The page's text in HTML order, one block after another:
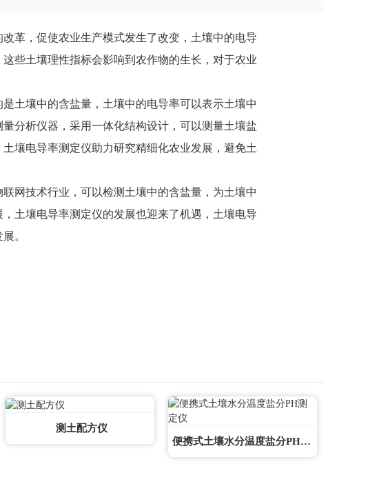
革，促使农业生产模式发生了改变，土壤中的电导
，这些土壤理性指标会影响到农作物的生长，对于农业
土壤中的含盐量，土壤中的电导率可以表示土壤中
析仪器，采用一体化结构设计，可以测量土壤盐
。土壤电导率测定仪助力研究精细化农业发展，避免土
网技术行业，可以检测土壤中的含盐量，为土壤中
土壤电导率测定仪的发展也迎来了机遇，土壤电导
。
测土配方仪
便携式土壤水分温度盐分PH测定仪